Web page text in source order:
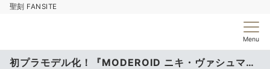
聖刻 FANSITE
Menu
初プラモデル化！『MODEROID ニキ・ヴァシュマール』